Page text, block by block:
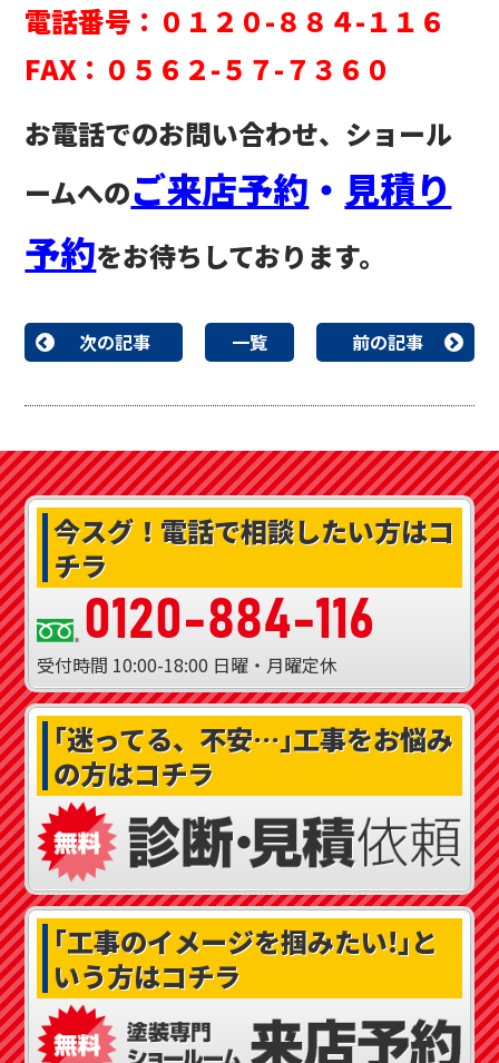
電話番号：０１２０-８８４-１１６
FAX：０５６２-５７-７３６０
お電話でのお問い合わせ、ショール
ームへのご来店予約 ・ 見積り
予約をお待ちしております。
次の記事 一覧 前の記事
今スグ！ 電話で相談したい方はコ
チラ
0120-884-116
受付時間 10:00-18:00 日曜・月曜定休
｢迷ってる、不安…｣工事をお悩み
の方はコチラ
｢工事のイメージを掴みたい!｣と
いう方はコチラ